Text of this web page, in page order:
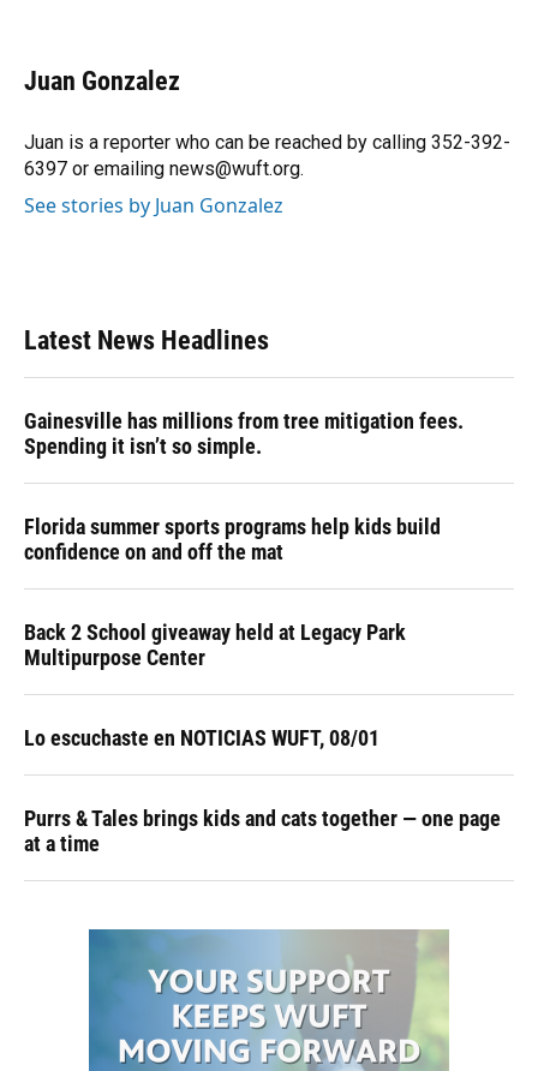
e
b
o
k
e
s
y
e
a
s
k
e
I
n
r
Juan Gonzalez
Juan is a reporter who can be reached by calling 352-392-
6397 or emailing news@wuft.org.
See stories by Juan Gonzalez
Latest News Headlines
Gainesville has millions from tree mitigation fees.
Spending it isn’t so simple.
Florida summer sports programs help kids build
confidence on and off the mat
Back 2 School giveaway held at Legacy Park
Multipurpose Center
Lo escuchaste en NOTICIAS WUFT, 08/01
Purrs & Tales brings kids and cats together — one page
at a time